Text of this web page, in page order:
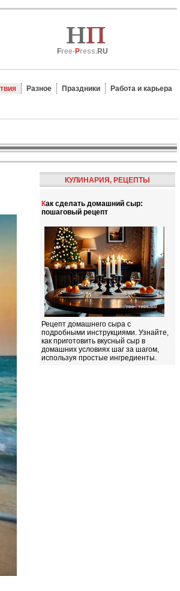
Free-Press.RU
Разное Праздники
Работа и карьера
КУЛИНАРИЯ, РЕЦЕПТЫ
Как сделать домашний сыр:
пошаговый рецепт
Рецепт домашнего сыра с
подробными инструкциями. Узнайте,
как приготовить вкусный сыр в
домашних условиях шаг за шагом,
используя простые ингредиенты.